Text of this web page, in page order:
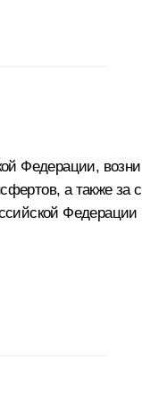
Федерации,
а также